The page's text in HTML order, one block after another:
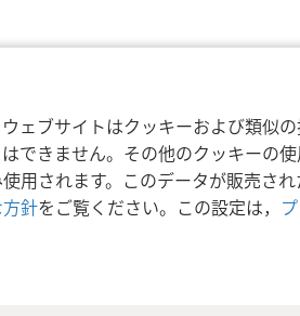
ェブサイトはクッキーおよび類似
できません。その他のクッキーの
用されます。このデータが販売さ
針をご覧ください。この設定は，